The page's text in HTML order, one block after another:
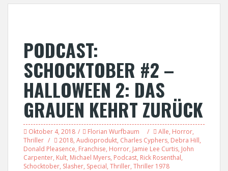
PODCAST:
SCHOCKTOBER #2 –
HALLOWEEN 2: DAS
GRAUEN KEHRT ZURÜCK
Oktober 4, 2018 Florian Wurfbaum Alle, Horror,
Thriller
2018, Audioprodukt, Charles Cyphers, Debra Hill,
Donald Pleasence, Franchise, Horror, Jamie Lee Curtis, John
Carpenter, Kult, Michael Myers, Podcast, Rick Rosenthal,
Schocktober, Slasher, Special, Thriller, Thriller 1978